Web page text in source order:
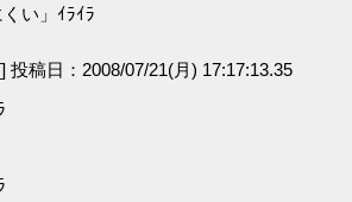
い」ｲﾗｲﾗ
投稿日：2008/07/21(月) 17:17:13.35